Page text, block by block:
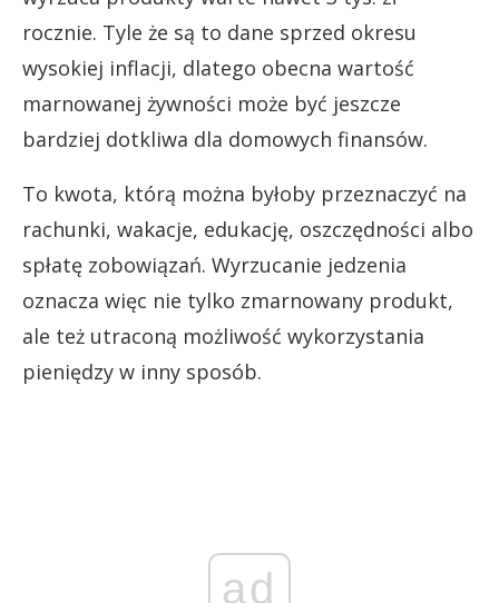
rocznie. Tyle że są to dane sprzed okresu
wysokiej inflacji, dlatego obecna wartość
marnowanej żywności może być jeszcze
bardziej dotkliwa dla domowych finansów.
To kwota, którą można byłoby przeznaczyć na
rachunki, wakacje, edukację, oszczędności albo
spłatę zobowiązań. Wyrzucanie jedzenia
oznacza więc nie tylko zmarnowany produkt,
ale też utraconą możliwość wykorzystania
pieniędzy w inny sposób.
ad